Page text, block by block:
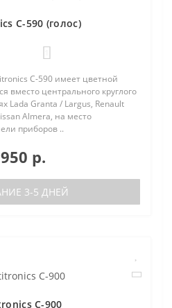
C-590 (голос)
C-590 имеет цветной
вместо центрального круглого
Lada Granta / Largus, Renault
Almera, на место
приборов ..
р.
3-5 ДНЕЙ
C-900